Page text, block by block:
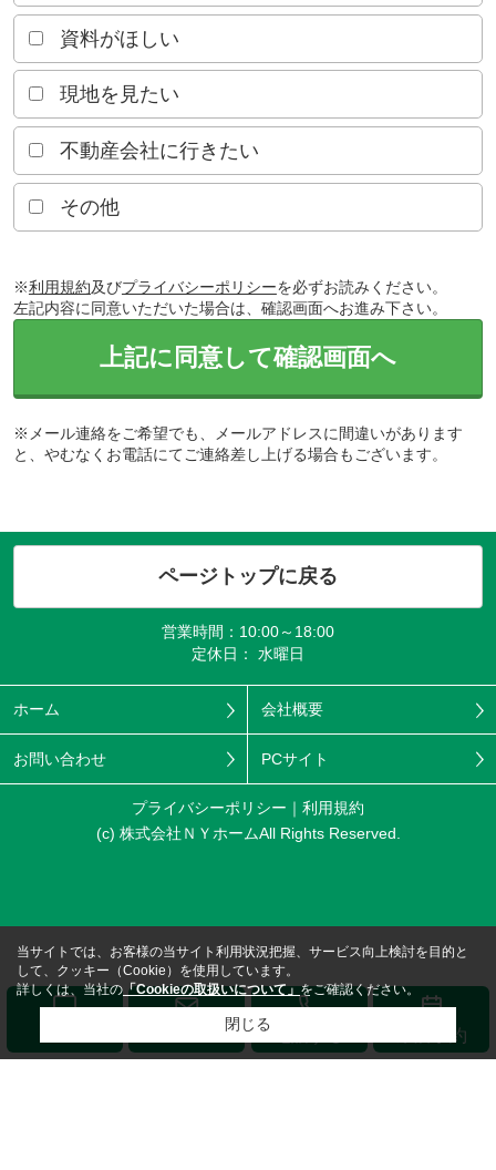
資料がほしい
現地を見たい
不動産会社に行きたい
その他
※利用規約及びプライバシーポリシーを必ずお読みください。
左記内容に同意いただいた場合は、確認画面へお進み下さい。
上記に同意して確認画面へ
※メール連絡をご希望でも、メールアドレスに間違いがあります
と、やむなくお電話にてご連絡差し上げる場合もございます。
ページトップに戻る
営業時間：10:00～18:00
定休日： 水曜日
ホーム 会社概要
お問い合わせ PCサイト
プライバシーポリシー
利用規約
(c) 株式会社ＮＹホームAll Rights Reserved.
来店予約
当サイトでは、お客様の当サイト利用状況把握、サービス向上検討を目的と
して、クッキー（Cookie）を使用しています。
詳しくは、当社の 「Cookieの取扱いについて」をご確認ください。
閉じる